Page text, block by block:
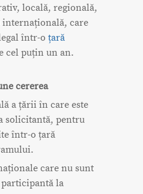
locală, regională,
internațională, care
într-o țară
cel puțin un an.
cererea
a țării în care este
solicitantă, pentru
într-o țară
care nu sunt
la